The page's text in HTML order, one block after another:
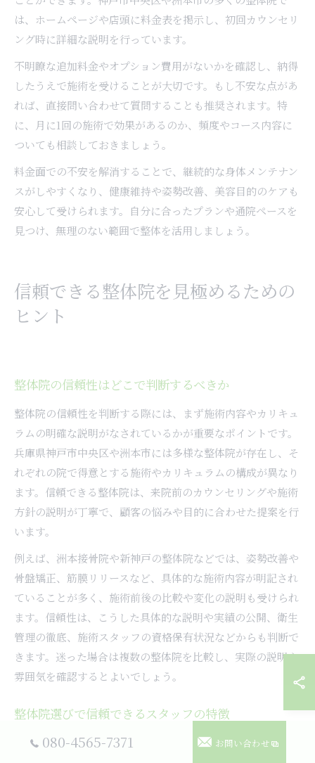
は、ホームページや店頭に料金表を掲示し、初回カウンセリ
ング時に詳細な説明を行っています。
不明瞭な追加料金やオプション費用がないかを確認し、納得
したうえで施術を受けることが大切です。もし不安な点があ
れば、直接問い合わせて質問することも推奨されます。特
に、月に1回の施術で効果があるのか、頻度やコース内容に
ついても相談しておきましょう。
料金面での不安を解消することで、継続的な身体メンテナン
スがしやすくなり、健康維持や姿勢改善、美容目的のケアも
安心して受けられます。自分に合ったプランや通院ペースを
見つけ、無理のない範囲で整体を活用しましょう。
信頼できる整体院を見極めるための
ヒント
整体院の信頼性はどこで判断するべきか
整体院の信頼性を判断する際には、まず施術内容やカリキュ
ラムの明確な説明がなされているかが重要なポイントです。
兵庫県神戸市中央区や洲本市には多様な整体院が存在し、そ
れぞれの院で得意とする施術やカリキュラムの構成が異なり
ます。信頼できる整体院は、来院前のカウンセリングや施術
方針の説明が丁寧で、顧客の悩みや目的に合わせた提案を行
います。
例えば、洲本接骨院や新神戸の整体院などでは、姿勢改善や
骨盤矯正、筋膜リリースなど、具体的な施術内容が明記され
ていることが多く、施術前後の比較や変化の説明も受けられ
ます。信頼性は、こうした具体的な説明や実績の公開、衛生
管理の徹底、施術スタッフの資格保有状況などからも判断で
きます。迷った場合は複数の整体院を比較し、実際の説明や
雰囲気を確認するとよいでしょう。
整体院選びで信頼できるスタッフの特徴
信頼できる整体院スタッフの特徴としては、まず利用者一人
080-4565-7371 お問い合わせ